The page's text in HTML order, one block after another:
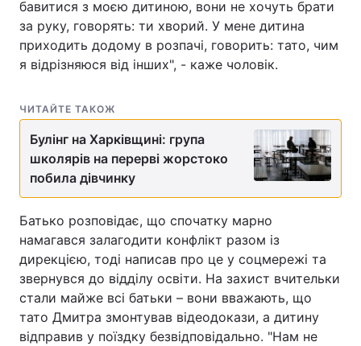
бавитися з моєю дитиною, вони не хочуть брати
за руку, говорять: ти хворий. У мене дитина
приходить додому в розпачі, говорить: тато, чим
я відрізняюся від інших", - каже чоловік.
ЧИТАЙТЕ ТАКОЖ
Булінг на Харківщині: група
школярів на перерві жорстоко
побила дівчинку
Батько розповідає, що спочатку марно
намагався залагодити конфлікт разом із
дирекцією, тоді написав про це у соцмережі та
звернувся до відділу освіти. На захист вчительки
стали майже всі батьки – вони вважають, що
тато Дмитра змонтував відеодокази, а дитину
відправив у поїздку безвідповідально. "Нам не